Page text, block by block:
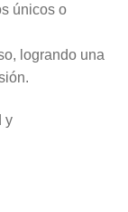
únicos o
logrando una
y